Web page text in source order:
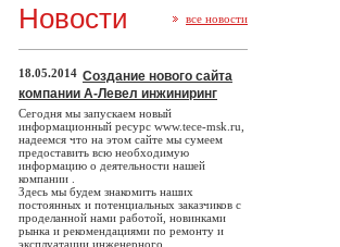
Новости все новости
18.05.2014 Создание нового сайта
компании А-Левел инжиниринг
Сегодня мы запускаем новый
информационный ресурс www.tece-msk.ru,
надеемся что на этом сайте мы сумеем
предоставить всю необходимую
информацию о деятельности нашей
компании .
Здесь мы будем знакомить наших
постоянных и потенциальных заказчиков с
проделанной нами работой, новинками
рынка и рекомендациями по ремонту и
эксплуатации инженерного